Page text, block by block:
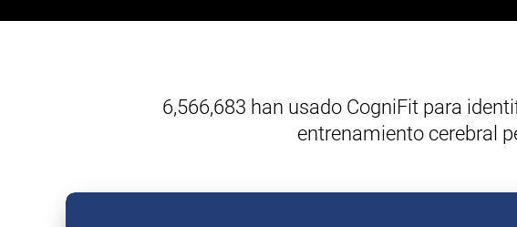
6,566,683 han usado CogniFit para
entrenamiento cerebral